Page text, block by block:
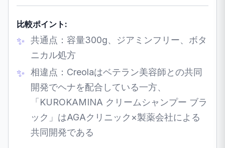
比較ポイント:
共通点：容量300g、ジアミンフリー、ボタ
ニカル処方
相違点：Creolaはベテラン美容師との共同
開発でヘナを配合している一方、
「KUROKAMINA クリームシャンプー ブラ
ック」はAGAクリニック×製薬会社による
共同開発である